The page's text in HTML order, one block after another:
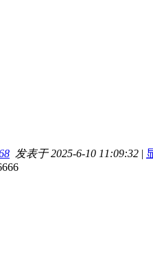
发表于 2025-6-10 11:09:32 |